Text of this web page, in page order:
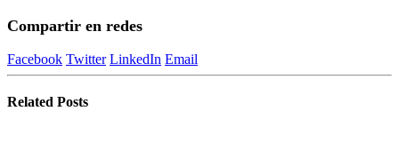
Compartir en redes
Facebook Twitter LinkedIn Email
Related Posts